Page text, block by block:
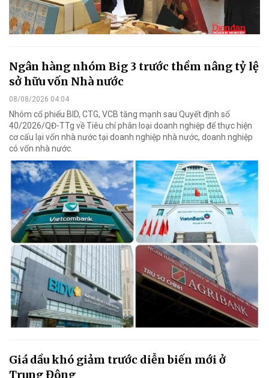
Ngân hàng nhóm Big 3 trước thềm nâng tỷ lệ
sở hữu vốn Nhà nước
08/08/2026 04:04
Nhóm cổ phiếu BID, CTG, VCB tăng mạnh sau Quyết định số
40/2026/QĐ-TTg về Tiêu chí phân loại doanh nghiệp để thực hiện
cơ cấu lại vốn nhà nước tại doanh nghiệp nhà nước, doanh nghiệp
có vốn nhà nước.
Giá dầu khó giảm trước diễn biến mới ở
Trung Đông